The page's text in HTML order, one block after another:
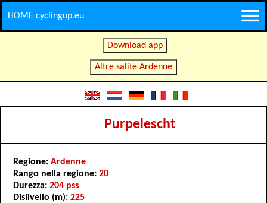
HOME cyclingup.eu
Download app
Altre salite Ardenne
Purpelescht
Regione: Ardenne
Rango nella regione: 20
Durezza: 204 pss
Dislivello (m): 225